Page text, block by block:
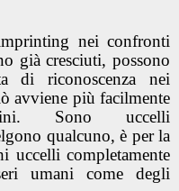
nei confronti
già cresciuti, possono
di riconoscenza nei
avviene più facilmente
Sono uccelli
qualcuno, è per la
uccelli completamente
umani come degli